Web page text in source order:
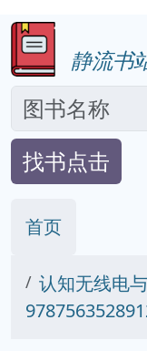
静流书
找书点击
首页
认知无线电